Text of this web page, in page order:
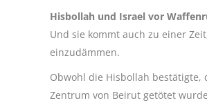
Hisbollah und Israel vor
Und sie kommt auch zu einer
einzudämmen.
Obwohl die Hisbollah
Zentrum von Beirut getötet